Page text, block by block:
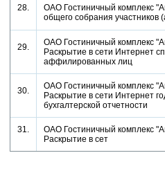
28.
ОАО Гостиничный комплекс
общего собрания
29.
ОАО Гостиничный комплекс
Раскрытие в сети Интернет
аффилированных лиц
30.
ОАО Гостиничный комплекс
Раскрытие в сети Интернет
бухгалтерской отчетности
31.
ОАО Гостиничный комплекс
Раскрытие в сет